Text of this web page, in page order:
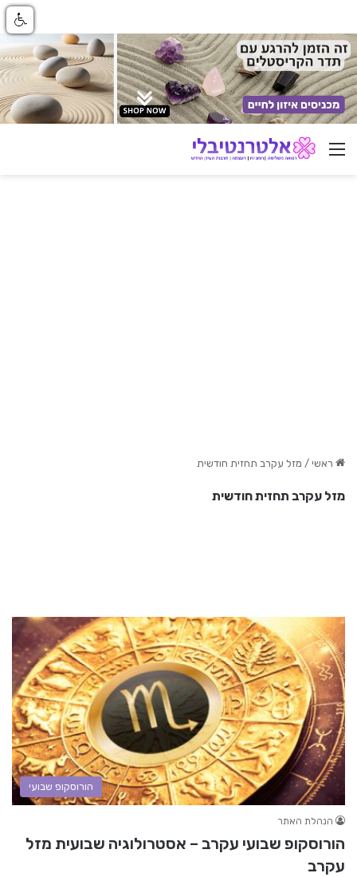
ניווט באתר
ראשי / מזל עקרב תחזית חודשית
מזל עקרב תחזית חודשית
הורוסקופ שבועי
הנהלת האתר
הורוסקופ שבועי עקרב – אסטרולוגיה שבועית מזל
עקרב